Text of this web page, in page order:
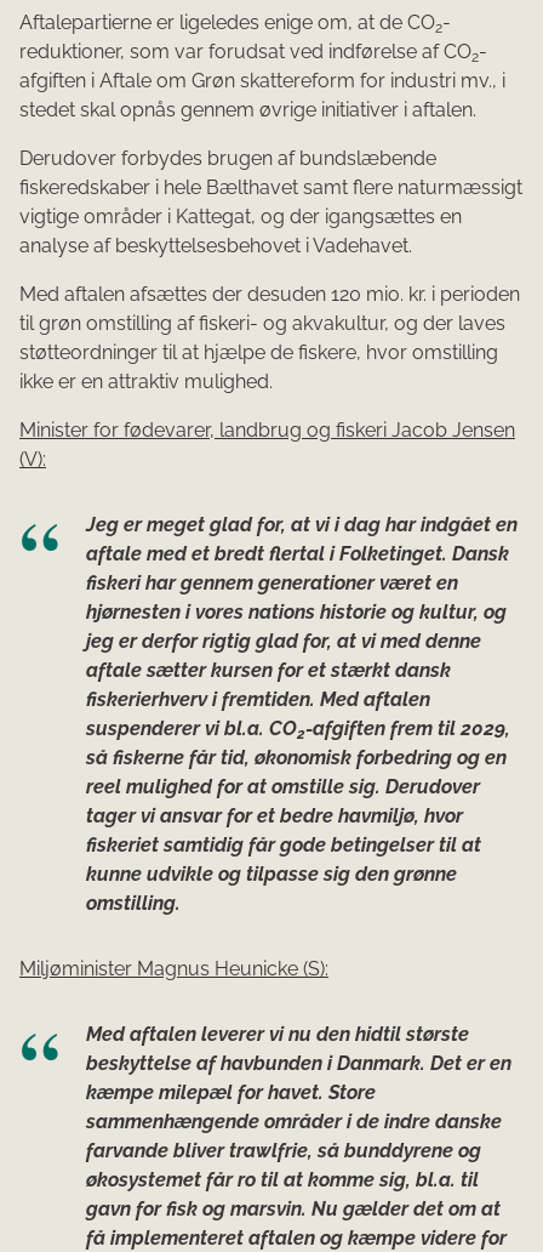
Aftalepartierne er ligeledes enige om, at de CO2-
reduktioner, som var forudsat ved indførelse af CO2-
afgiften i Aftale om Grøn skattereform for industri mv., i
stedet skal opnås gennem øvrige initiativer i aftalen.
Derudover forbydes brugen af bundslæbende
fiskeredskaber i hele Bælthavet samt flere naturmæssigt
vigtige områder i Kattegat, og der igangsættes en
analyse af beskyttelsesbehovet i Vadehavet.
Med aftalen afsættes der desuden 120 mio. kr. i perioden
til grøn omstilling af fiskeri- og akvakultur, og der laves
støtteordninger til at hjælpe de fiskere, hvor omstilling
ikke er en attraktiv mulighed.
Minister for fødevarer, landbrug og fiskeri Jacob Jensen
(V):
Jeg er meget glad for, at vi i dag har indgået en
aftale med et bredt flertal i Folketinget. Dansk
fiskeri har gennem generationer været en
hjørnesten i vores nations historie og kultur, og
jeg er derfor rigtig glad for, at vi med denne
aftale sætter kursen for et stærkt dansk
fiskerierhverv i fremtiden. Med aftalen
suspenderer vi bl.a. CO2-afgiften frem til 2029,
så fiskerne får tid, økonomisk forbedring og en
reel mulighed for at omstille sig. Derudover
tager vi ansvar for et bedre havmiljø, hvor
fiskeriet samtidig får gode betingelser til at
kunne udvikle og tilpasse sig den grønne
omstilling.
Miljøminister Magnus Heunicke (S):
Med aftalen leverer vi nu den hidtil største
beskyttelse af havbunden i Danmark. Det er en
kæmpe milepæl for havet. Store
sammenhængende områder i de indre danske
farvande bliver trawlfrie, så bunddyrene og
økosystemet får ro til at komme sig, bl.a. til
gavn for fisk og marsvin. Nu gælder det om at
få implementeret aftalen og kæmpe videre for